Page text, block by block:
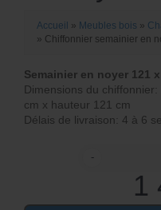
Accueil » Meubles bois »
» Chiffonnier semainier en
Semainier en noyer 121
Dimensions du
cm x hauteur 121 cm
Délais de livraison: 4 à 6
1
-
quantité de